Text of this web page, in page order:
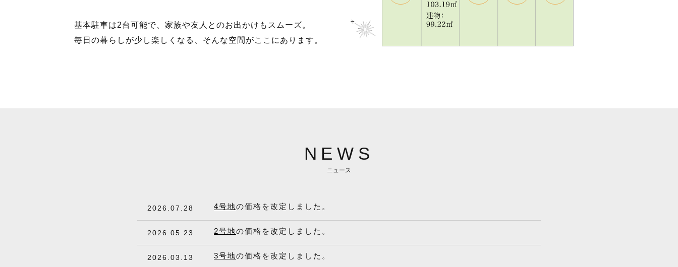
基本駐車は2台可能で、家族や友人とのお出かけもスムーズ。
毎日の暮らしが少し楽しくなる、そんな空間がここにあります。
NEWS
ニュース
2026.07.28 4号地の価格を改定しました。
2026.05.23 2号地の価格を改定しました。
2026.03.13 3号地の価格を改定しました。